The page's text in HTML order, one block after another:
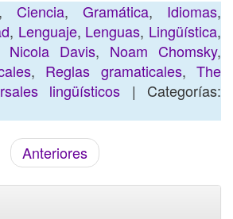
, Ciencia, Gramática, Idiomas,
, Lenguaje, Lenguas, Lingüística,
Nicola Davis, Noam Chomsky,
, Reglas gramaticales, The
lingüísticos | Categorías:
Anteriores